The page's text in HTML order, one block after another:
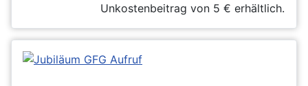
Unkostenbeitrag von 5 € erhältlich.